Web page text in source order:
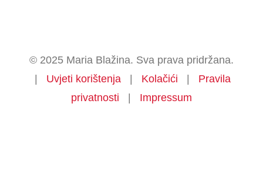
© 2025 Maria Blažina. Sva prava pridržana.
| Uvjeti korištenja | Kolačići | Pravila
privatnosti | Impressum